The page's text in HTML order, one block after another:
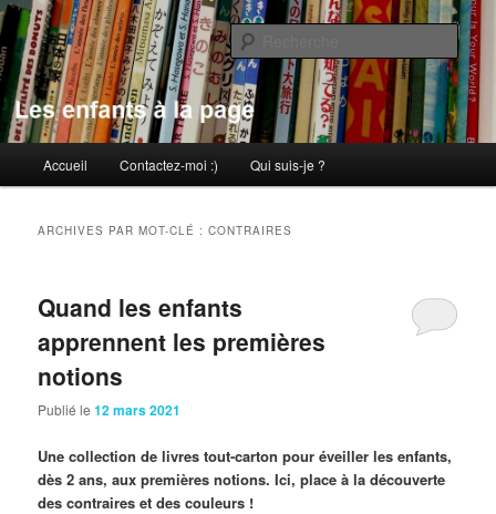
Aller
au
contenu
principal
Aller
au
contenu
secondaireLes enfants à la page
principal
Accueil Contactez-moi :) Qui suis-je ?
ARCHIVES PAR MOT-CLÉ :CONTRAIRES
Quand les enfants
apprennent les premières
notions
Publié le12 mars 2021
Une collection de livres tout-carton pour éveiller les enfants,
dès 2 ans, aux premières notions. Ici, place à la découverte
des contraires et des couleurs !